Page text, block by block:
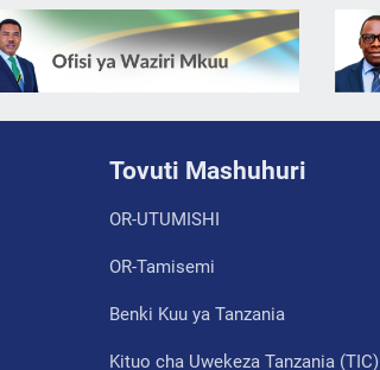
Tovuti Mashuhuri
OR-UTUMISHI
OR-Tamisemi
Benki Kuu ya Tanzania
Kituo cha Uwekeza Tanzania (TIC)